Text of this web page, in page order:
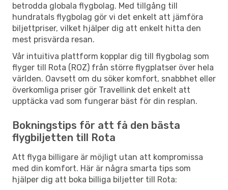
betrodda globala flygbolag. Med tillgång till
hundratals flygbolag gör vi det enkelt att jämföra
biljettpriser, vilket hjälper dig att enkelt hitta den
mest prisvärda resan.
Vår intuitiva plattform kopplar dig till flygbolag som
flyger till Rota (ROZ) från större flygplatser över hela
världen. Oavsett om du söker komfort, snabbhet eller
överkomliga priser gör Travellink det enkelt att
upptäcka vad som fungerar bäst för din resplan.
Bokningstips för att få den bästa
flygbiljetten till Rota
Att flyga billigare är möjligt utan att kompromissa
med din komfort. Här är några smarta tips som
hjälper dig att boka billiga biljetter till Rota: